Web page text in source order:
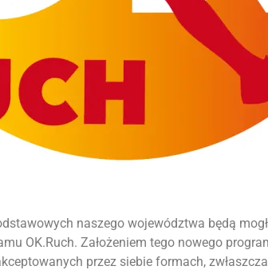
naszego województwa będą
OK.Ruch. Założeniem tego nowego
przez siebie formach,